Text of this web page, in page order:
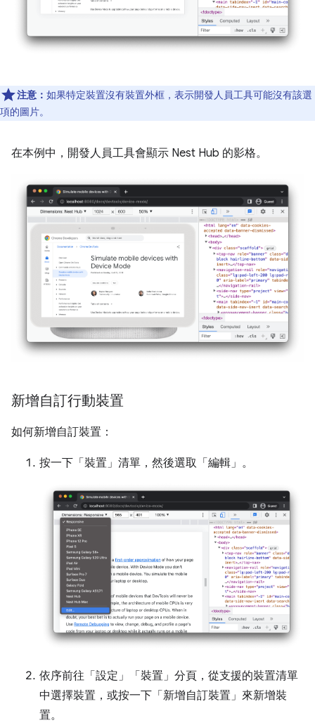
注意： 如果特定裝置沒有裝置外框，表示開發人員工具可能沒有該選
項的圖片。
在本例中，開發人員工具會顯示 Nest Hub 的影格。
新增自訂行動裝置
如何新增自訂裝置：
按一下「裝置」 清單，然後選取「編輯」 。
依序前往「設定」 「裝置」 分頁，從支援的裝置清單
中選擇裝置，或按一下「新增自訂裝置」 來新增裝
置。